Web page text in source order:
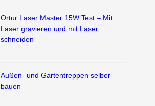
Ortur Laser Master 15W Test – Mit
Laser gravieren und mit Laser
schneiden
Außen- und Gartentreppen selber
bauen